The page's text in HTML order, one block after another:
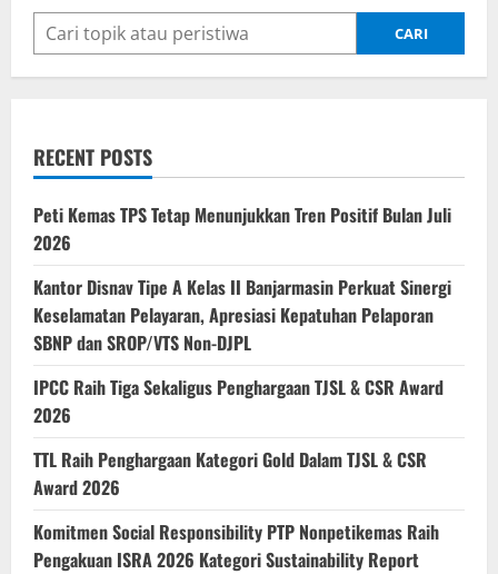
CARI
RECENT POSTS
Peti Kemas TPS Tetap Menunjukkan Tren Positif Bulan Juli
2026
Kantor Disnav Tipe A Kelas II Banjarmasin Perkuat Sinergi
Keselamatan Pelayaran, Apresiasi Kepatuhan Pelaporan
SBNP dan SROP/VTS Non-DJPL
IPCC Raih Tiga Sekaligus Penghargaan TJSL & CSR Award
2026
TTL Raih Penghargaan Kategori Gold Dalam TJSL & CSR
Award 2026
Komitmen Social Responsibility PTP Nonpetikemas Raih
Pengakuan ISRA 2026 Kategori Sustainability Report